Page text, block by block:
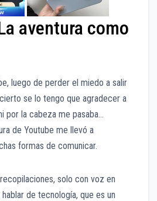
aventura como
luego de perder el miedo a salir
se lo tengo que agradecer a
por la cabeza me pasaba…
de Youtube me llevó a
formas de comunicar.
solo con voz en
de tecnología, que es un